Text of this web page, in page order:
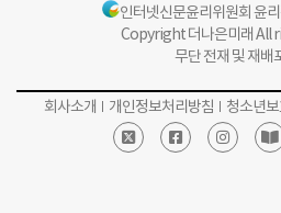
인터넷신문윤리위원회 윤
Copyright 더나은미래 All
무단 전재 및 재배
회사소개 개인정보처리방침 청소년